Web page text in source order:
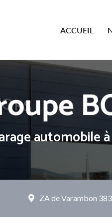
ACCUEIL
automobile
ZA de Varambon